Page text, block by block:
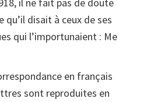
qu’il disait à ceux de ses
qui l’importunaient : Me
en français
sont reproduites en